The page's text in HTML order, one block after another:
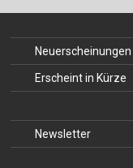
Neuerscheinungen
Erscheint in Kürze
Newsletter